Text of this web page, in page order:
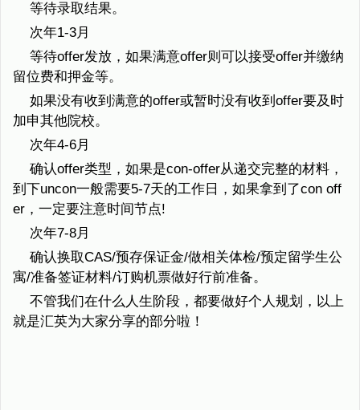
等待录取结果。
次年1-3月
等待offer发放，如果满意offer则可以接受offer并缴纳
留位费和押金等。
如果没有收到满意的offer或暂时没有收到offer要及时
加申其他院校。
次年4-6月
确认offer类型，如果是con-offer从递交完整的材料，
到下uncon一般需要5-7天的工作日，如果拿到了con off
er，一定要注意时间节点!
次年7-8月
确认换取CAS/预存保证金/做相关体检/预定留学生公
寓/准备签证材料/订购机票做好行前准备。
不管我们在什么人生阶段，都要做好个人规划，以上
就是汇英为大家分享的部分啦！